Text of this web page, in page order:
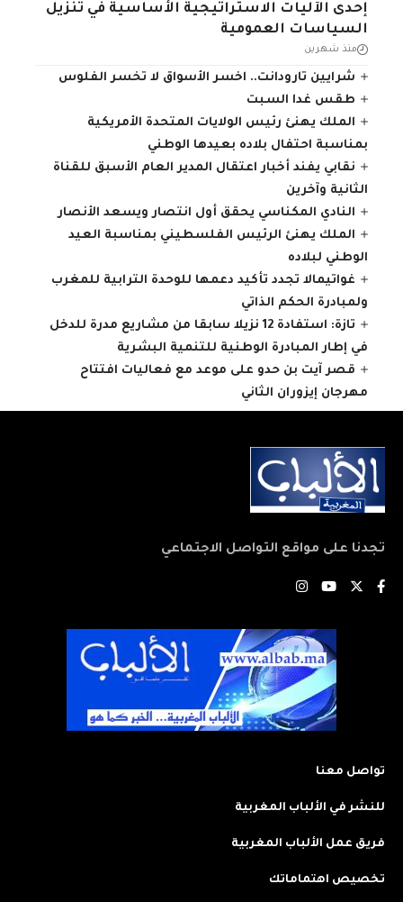
إحدى الآليات الاستراتيجية الأساسية في تنزيل
السياسات العمومية
منذ شهرين
شرايين تارودانت.. اخسر الأسواق لا تخسر الفلوس
طقس غدا السبت
الملك يهنئ رئيس الولايات المتحدة الأمريكية
بمناسبة احتفال بلاده بعيدها الوطني
نقابي يفند أخبار اعتقال المدير العام الأسبق للقناة
الثانية وآخرين
النادي المكناسي يحقق أول انتصار ويسعد الأنصار
الملك يهنئ الرئيس الفلسطيني بمناسبة العيد
الوطني لبلاده
غواتيمالا تجدد تأكيد دعمها للوحدة الترابية للمغرب
ولمبادرة الحكم الذاتي
تازة: استفادة 12 نزيلا سابقا من مشاريع مدرة للدخل
في إطار المبادرة الوطنية للتنمية البشرية
قصر آيت بن حدو على موعد مع فعاليات افتتاح
مهرجان إيزوران الثاني
تجدنا على مواقع التواصل الاجتماعي
تواصل معنا
للنشر في الألباب المغربية
فريق عمل الألباب المغربية
تخصيص اهتماماتك